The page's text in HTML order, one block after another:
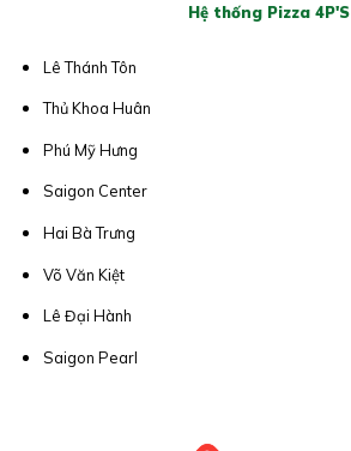
Hệ thống Pizza 4P'S
Lê Thánh Tôn
Thủ Khoa Huân
Phú Mỹ Hưng
Saigon Center
Hai Bà Trưng
Võ Văn Kiệt
Lê Đại Hành
Saigon Pearl